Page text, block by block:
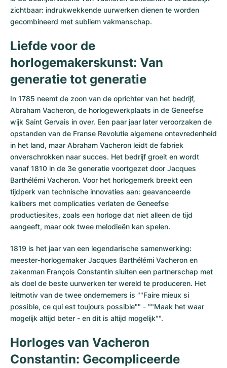
zichtbaar: indrukwekkende uurwerken dienen te worden
gecombineerd met subliem vakmanschap.
Liefde voor de
horlogemakerskunst: Van
generatie tot generatie
In 1785 neemt de zoon van de oprichter van het bedrijf,
Abraham Vacheron, de horlogewerkplaats in de Geneefse
wijk Saint Gervais in over. Een paar jaar later veroorzaken de
opstanden van de Franse Revolutie algemene ontevredenheid
in het land, maar Abraham Vacheron leidt de fabriek
onverschrokken naar succes. Het bedrijf groeit en wordt
vanaf 1810 in de 3e generatie voortgezet door Jacques
Barthélémi Vacheron. Voor het horlogemerk breekt een
tijdperk van technische innovaties aan: geavanceerde
kalibers met complicaties verlaten de Geneefse
productiesites, zoals een horloge dat niet alleen de tijd
aangeeft, maar ook twee melodieën kan spelen.
1819 is het jaar van een legendarische samenwerking:
meester-horlogemaker Jacques Barthélémi Vacheron en
zakenman François Constantin sluiten een partnerschap met
als doel de beste uurwerken ter wereld te produceren. Het
leitmotiv van de twee ondernemers is ""Faire mieux si
possible, ce qui est toujours possible"" - ""Maak het waar
mogelijk altijd beter - en dit is altijd mogelijk"".
Horloges van Vacheron
Constantin: Gecompliceerde